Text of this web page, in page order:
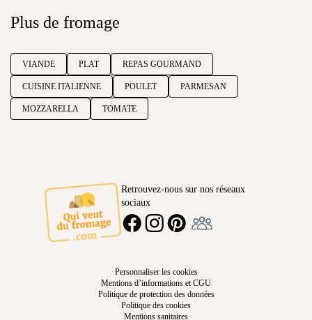
Plus de fromage
VIANDE PLAT REPAS GOURMAND
CUISINE ITALIENNE POULET PARMESAN
MOZZARELLA TOMATE
Retrouvez-nous sur nos réseaux
sociaux
FACEBOOKINSTAGRAMPINTEREST
Personnaliser les cookies
Mentions d’informations et CGU
Politique de protection des données
Politique des cookies
Mentions sanitaires